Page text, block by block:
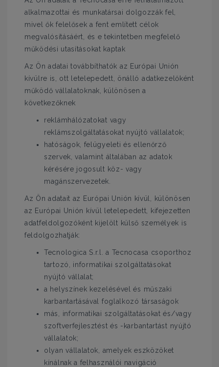
alkalmazottai és munkatársai dolgozzák fel,
mivel ők felelősek a fent említett célok
megvalósításáért, és e tekintetben megfelelő
működési utasításokat kaptak
Az Ön adatai továbbíthatók az Európai Unión
kívülre is, ott letelepedett, önálló adatkezelőként
működő vállalatoknak, különösen a
következőknek
reklámhálózatokat vagy
reklámszolgáltatásokat nyújtó vállalatok;
hatóságok, felügyeleti és ellenőrző
szervek, valamint általában az adatok
kérésére jogosult köz- vagy
magánszervezetek.
Az Ön adatait az Európai Unión kívül, különösen
az Európai Unión kívül letelepedett, kifejezetten
adatfeldolgozóként kijelölt külső személyek is
feldolgozhatják:
Tecnologica S.r.l. a Tecnocasa csoporthoz
tartozó, informatikai szolgáltatásokat
nyújtó vállalat;
a helyszínek kezelésével és műszaki
karbantartásával foglalkozó társaságok
más, informatikai szolgáltatásokat és/vagy
szoftverfejlesztést és -karbantartást nyújtó
vállalatok;
olyan vállalatok, amelyek eszközöket
kínálnak a felhasználói navigáció